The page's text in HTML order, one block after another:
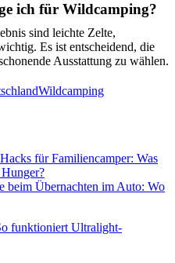
ich für Wildcamping?
sind leichte Zelte,
Es ist entscheidend, die
Ausstattung zu wählen.
Wildcamping
für Familiencamper: Was
beim Übernachten im Auto: Wo